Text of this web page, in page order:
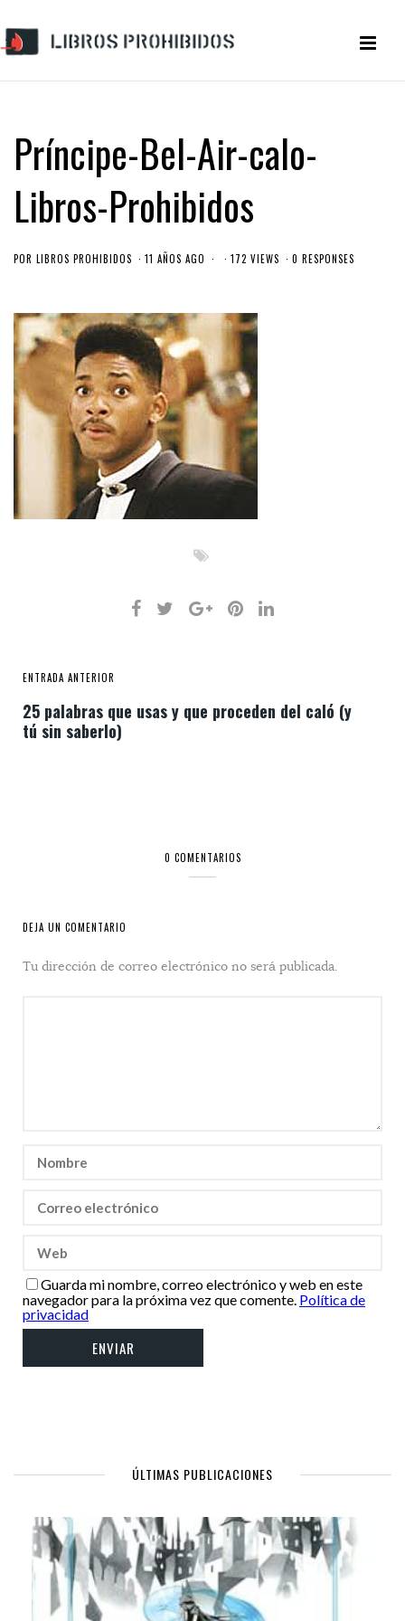
Príncipe-Bel-Air-calo-
Libros-Prohibidos
POR LIBROS PROHIBIDOS 11 AÑOS AGO 172 VIEWS 0 RESPONSES
ENTRADA ANTERIOR
25 palabras que usas y que proceden del caló (y
tú sin saberlo)
0 COMENTARIOS
DEJA UN COMENTARIO
Tu dirección de correo electrónico no será publicada.
Guarda mi nombre, correo electrónico y web en este
navegador para la próxima vez que comente. Política de
privacidad
ÚLTIMAS PUBLICACIONES